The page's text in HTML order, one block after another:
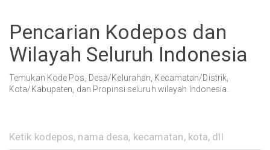
Pencarian Kodepos dan
Wilayah Seluruh Indonesia
Temukan Kode Pos, Desa/Kelurahan, Kecamatan/Distrik,
Kota/Kabupaten, dan Propinsi seluruh wilayah Indonesia.